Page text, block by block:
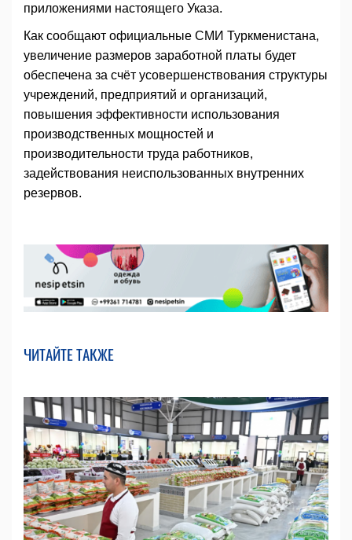
приложениями настоящего Указа.
Как сообщают официальные СМИ Туркменистана,
увеличение размеров заработной платы будет
обеспечена за счёт усовершенствования структуры
учреждений, предприятий и организаций,
повышения эффективности использования
производственных мощностей и
производительности труда работников,
задействования неиспользованных внутренних
резервов.
ЧИТАЙТЕ ТАКЖЕ